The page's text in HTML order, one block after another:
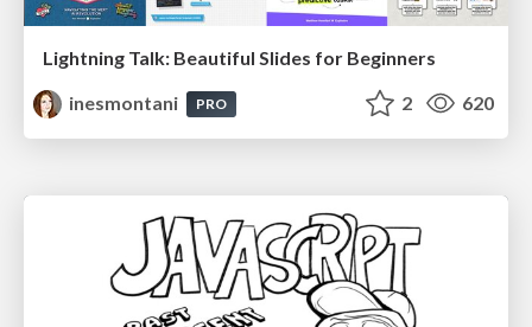
Lightning Talk: Beautiful Slides for Beginners
inesmontani
PRO 2 620